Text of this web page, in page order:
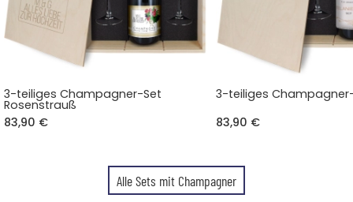
3-teiliges Champagner-Set
Rosenstrauß
83,90 €
3-teiliges
83,90 €
Alle Sets mit Champagner